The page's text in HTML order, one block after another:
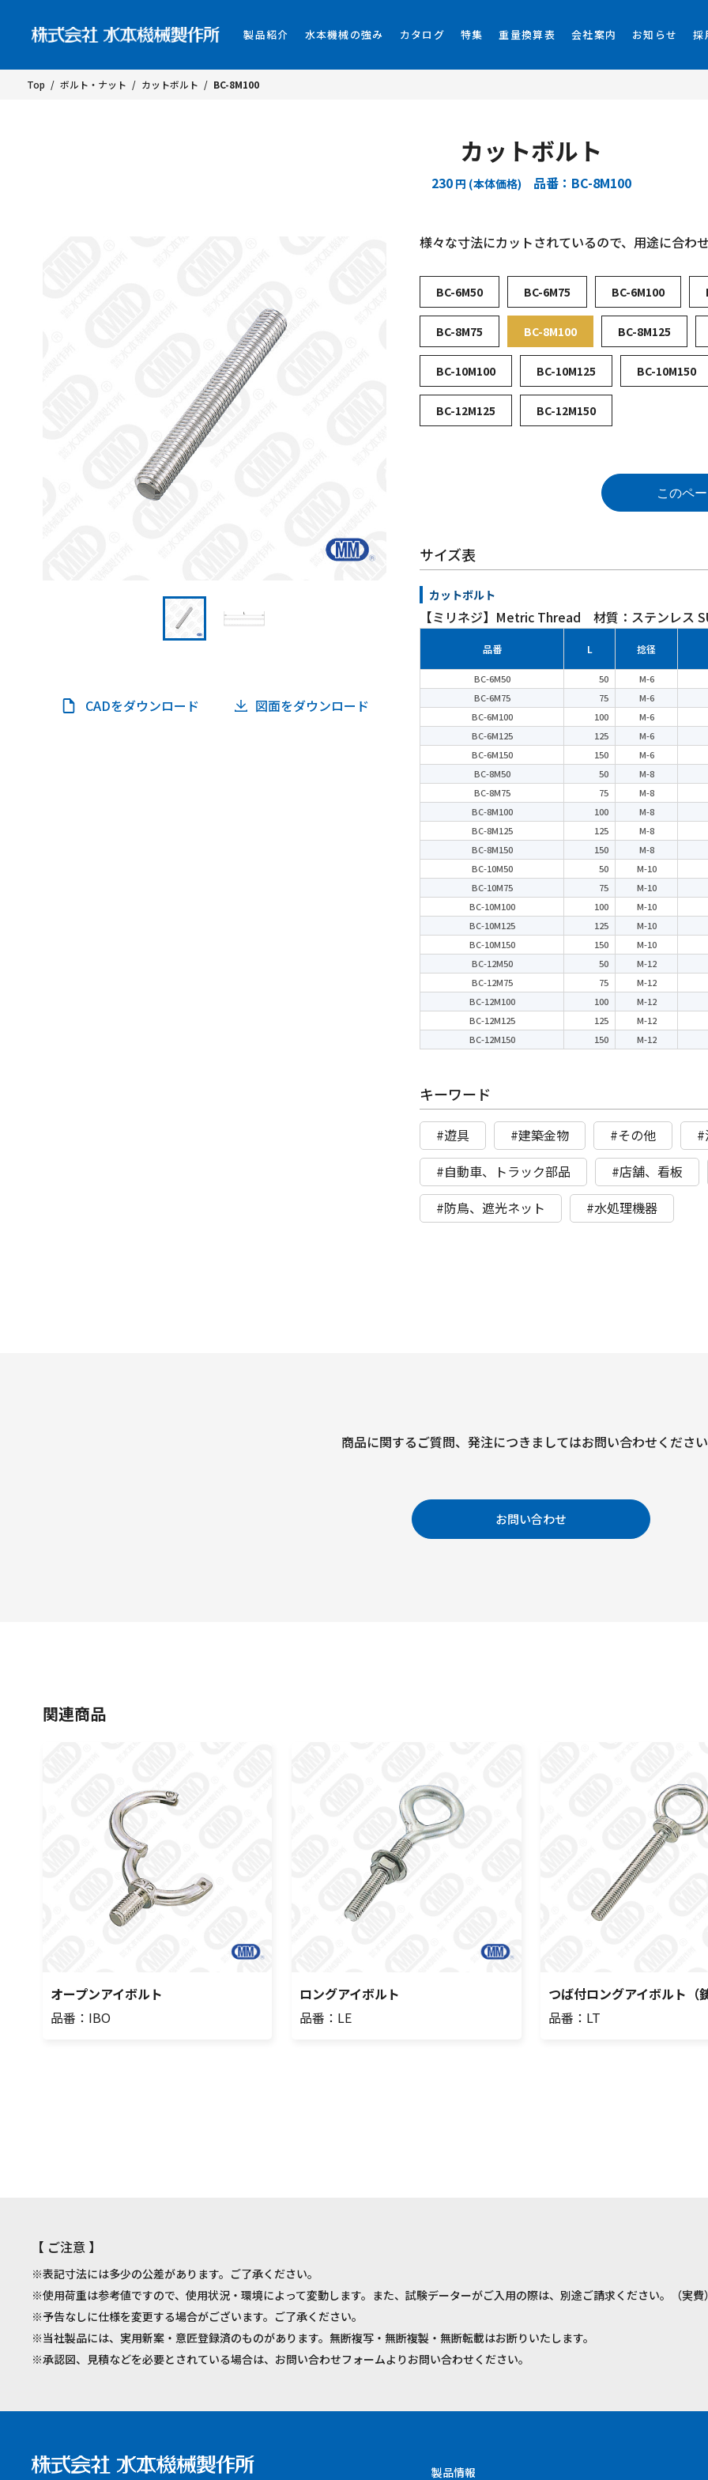
製品紹介 水本機械の強み カタログ 特集 重量換算表 会社案内 お知らせ 採
Top / ボルト・ナット / カットボルト / BC-8M100
カットボルト
230 円 (本体価格) 品番：BC-8M100
CADをダウンロード 図面をダウンロード
様々な寸法にカットされているので、用途に合わ
BC-6M50 BC-6M75 BC-6M100
BC-8M75 BC-8M100 BC-8M125
BC-10M100 BC-10M125 BC-10M150
BC-12M125 BC-12M150
このペ
サイズ表
カットボルト
【ミリネジ】Metric Thread 材質：ステンレス
品番 L 捻径
BC-6M50 50
M-6
BC-6M75
75
M-6
BC-6M100
100
M-6
BC-6M125
125
M-6
BC-6M150
150
M-6
BC-8M50
50
M-8
BC-8M75
75
M-8
BC-8M100
100
M-8
BC-8M125
125
M-8
BC-8M150
150
M-8
BC-10M50
50
M-10
BC-10M75
75
M-10
BC-10M100
100
M-10
BC-10M125
125
M-10
BC-10M150
150
M-10
BC-12M50
50
M-12
BC-12M75
75
M-12
BC-12M100
100
M-12
BC-12M125
125
M-12
BC-12M150
150 M-12
キーワード
#遊具 #建築金物 #その他
#
#自動車、トラック部品
#店舗、看板
#防鳥、遮光ネット
#水処理機器
商品に関するご質問、 発注につきましてはお問い合わせくださ
お問い合わせ
関連商品
オープンアイボルト
品番：IBO
ロングアイボルト
品番：LE
つば付ロングアイボルト（
品番：LT
【 ご注意 】
※表記寸法には多少の公差があります。ご了承ください。
※使用荷重は参考値ですので、使用状況・環境によって変動します。また、試験データーがご入用の際は、別途ご請求ください。（実費
※予告なしに仕様を変更する場合がございます。ご了承ください。
※当社製品には、実用新案・意匠登録済のものがあります。無断複写・無断複製・無断転載はお断りいたします。
※承認図、見積などを必要とされている場合は、お問い合わせフォームよりお問い合わせください。
製品情報